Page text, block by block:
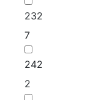
232
7
242
2